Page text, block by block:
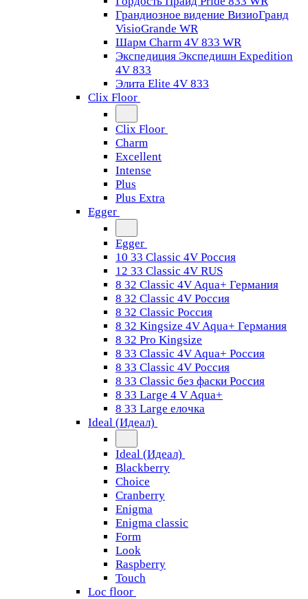
Грандиозное видение ВизиоГранд
VisioGrande WR
Шарм Charm 4V 833 WR
Экспедиция Экспедишн Expedition
4V 833
Элита Elite 4V 833
Clix Floor
Clix Floor
Charm
Excellent
Intense
Plus
Plus Extra
Egger
Egger
10 33 Classic 4V Россия
12 33 Classic 4V RUS
8 32 Classic 4V Aqua+ Германия
8 32 Classic 4V Россия
8 32 Classic Россия
8 32 Kingsize 4V Aqua+ Германия
8 32 Pro Kingsize
8 33 Classic 4V Aqua+ Россия
8 33 Classic 4V Россия
8 33 Classic без фаски Россия
8 33 Large 4 V Aqua+
8 33 Large елочка
Ideal (Идеал)
Ideal (Идеал)
Blackberry
Choice
Cranberry
Enigma
Enigma classic
Form
Look
Raspberry
Touch
Loc floor